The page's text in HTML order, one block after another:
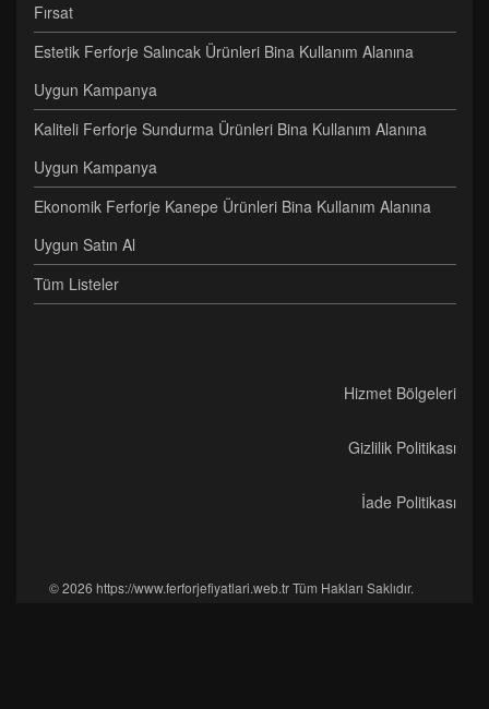
Fırsat
Estetik Ferforje Salıncak Ürünleri Bina Kullanım Alanına
Uygun Kampanya
Kaliteli Ferforje Sundurma Ürünleri Bina Kullanım Alanına
Uygun Kampanya
Ekonomik Ferforje Kanepe Ürünleri Bina Kullanım Alanına
Uygun Satın Al
Tüm Listeler
Hizmet Bölgeleri
Gizlilik Politikası
İade Politikası
© 2026 https://www.ferforjefiyatlari.web.tr Tüm Hakları Saklıdır.